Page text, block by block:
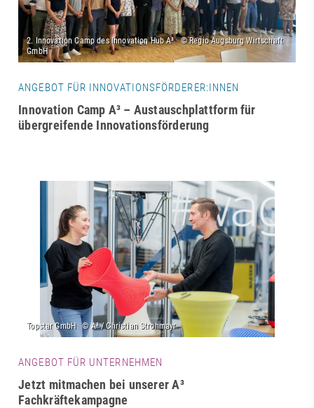
ANGEBOT FÜR INNOVATIONSFÖRDERER:INNEN
Innovation Camp A³ – Austauschplattform für
übergreifende Innovationsförderung
ANGEBOT FÜR UNTERNEHMEN
Jetzt mitmachen bei unserer A³
Fachkräftekampagne